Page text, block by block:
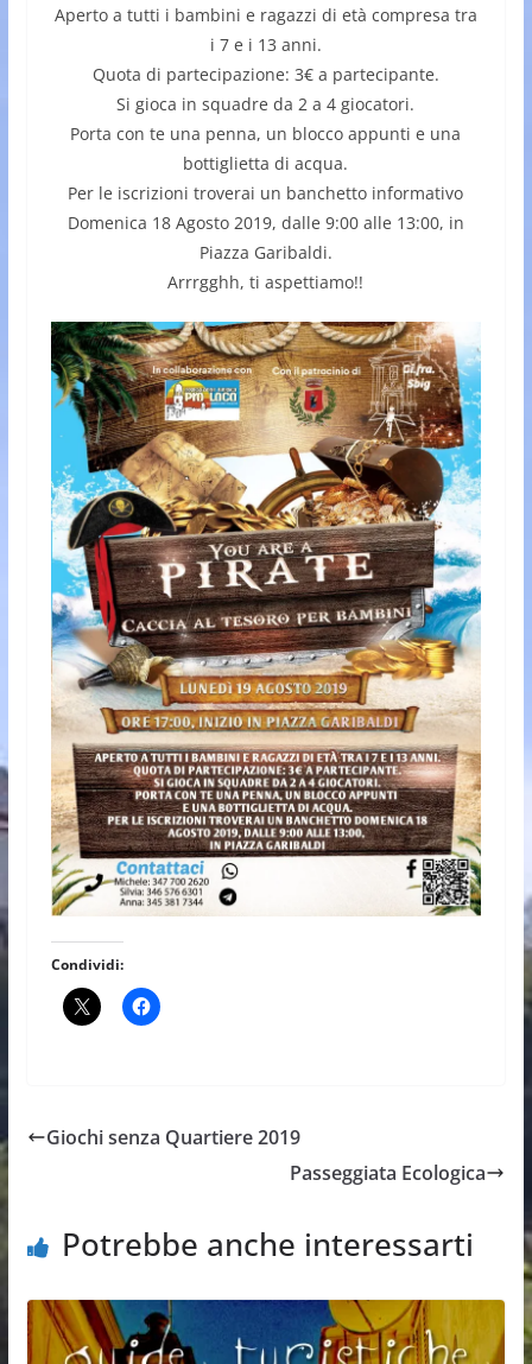
Aperto a tutti i bambini e ragazzi di età compresa tra
i 7 e i 13 anni.
Quota di partecipazione: 3€ a partecipante.
Si gioca in squadre da 2 a 4 giocatori.
Porta con te una penna, un blocco appunti e una
bottiglietta di acqua.
Per le iscrizioni troverai un banchetto informativo
Domenica 18 Agosto 2019, dalle 9:00 alle 13:00, in
Piazza Garibaldi.
Arrrgghh, ti aspettiamo!!
Condividi:
Giochi senza Quartiere 2019
Passeggiata Ecologica
Potrebbe anche interessarti